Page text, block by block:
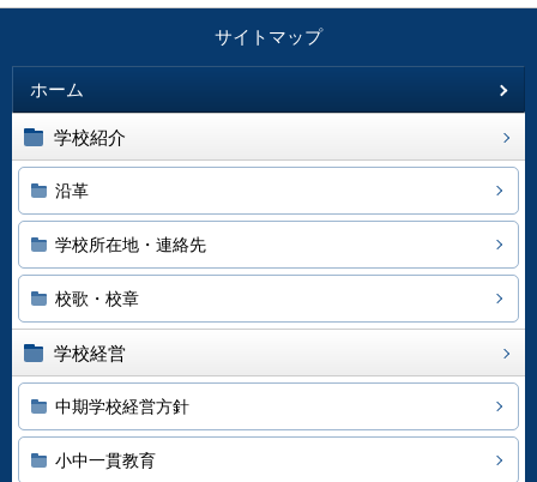
サイトマップ
ホーム
学校紹介
沿革
学校所在地・連絡先
校歌・校章
学校経営
中期学校経営方針
小中一貫教育